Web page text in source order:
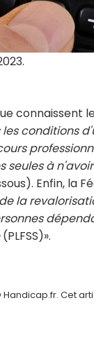
connaissent
conditions
seules à
Enfin, la
la
(PLFSS)».
Cet